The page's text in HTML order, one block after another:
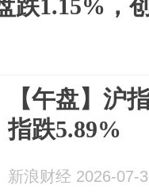
跌1.15%，
【午盘】沪
指跌5.89%
新浪财经 2026-07-